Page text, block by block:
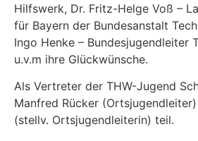
Hilfswerk, Dr. Fritz-Helge Voß –
für Bayern der Bundesanstalt
Ingo Henke – Bundesjugendleiter
u.v.m ihre Glückwünsche.
Als Vertreter der THW-Jugend
Manfred Rücker
(stellv. Ortsjugendleiterin) teil.